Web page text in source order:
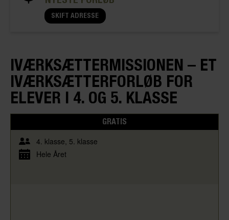
SKIFT ADRESSE
IVÆRKSÆTTER­MISSIONEN – ET
IVÆRKSÆTTERFORLØB FOR
ELEVER I 4. OG 5. KLASSE
GRATIS
4. klasse 5. klasse
Hele Året